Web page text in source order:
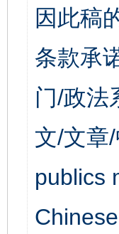
因此稿
条款承
门/政法
文/文章
publics